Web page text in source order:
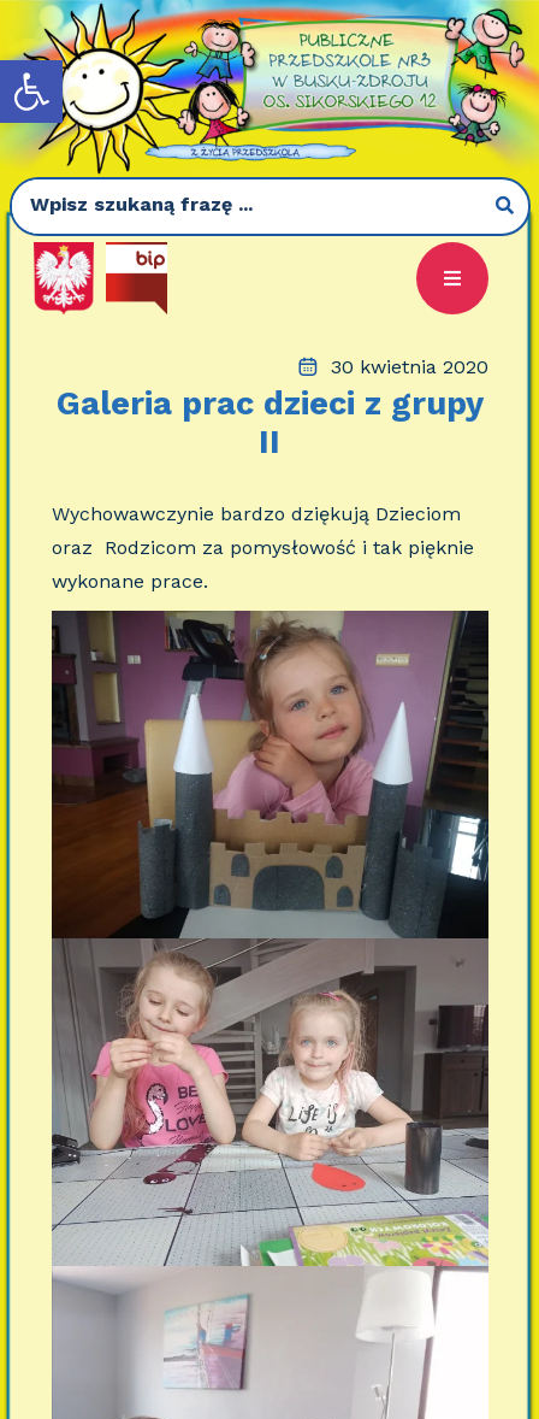
Otwórz pasek narzędzi
30 kwietnia 2020
Galeria prac dzieci z grupy
II
Wychowawczynie bardzo dziękują Dzieciom
oraz Rodzicom za pomysłowość i tak pięknie
wykonane prace.